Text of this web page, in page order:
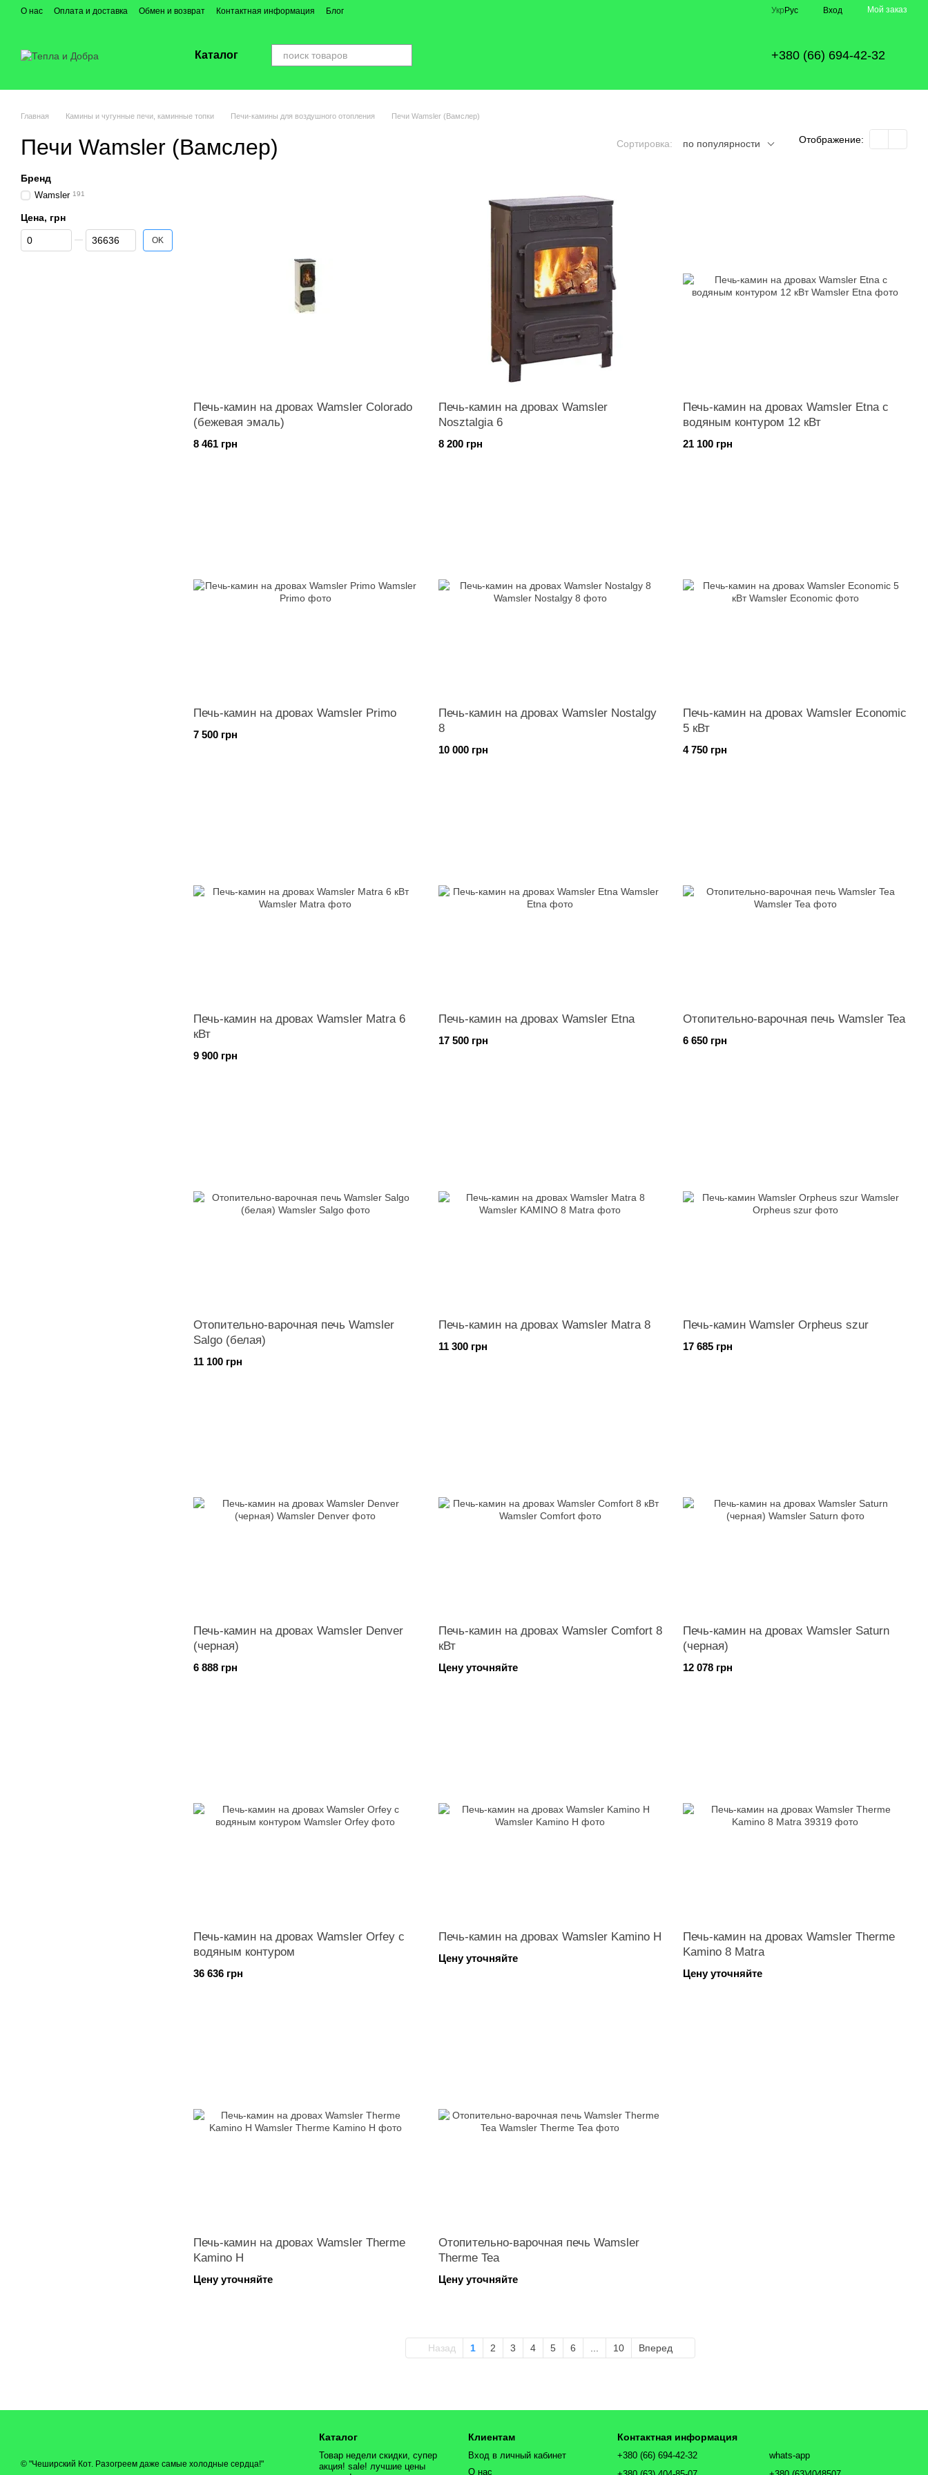
Перейти к основному контенту
О нас Оплата и доставка Обмен и возврат Контактная информация Блог Укр Рус Вход Мой заказ
Каталог +380 (66) 694-42-32
Главная Камины и чугунные печи, каминные топки Печи-камины для воздушного отопления Печи Wamsler (Вамслер)
Печи Wamsler (Вамслер) Сортировка: по популярности Отображение:
Печь-камин на дровах Wamsler Colorado
(бежевая эмаль)
8 461 грн
Печь-камин на дровах Wamsler
Nosztalgia 6
8 200 грн
Печь-камин на дровах Wamsler Etna с
водяным контуром 12 кВт
21 100 грн
Печь-камин на дровах Wamsler Primo
7 500 грн
Печь-камин на дровах Wamsler Nostalgy
8
10 000 грн
Печь-камин на дровах Wamsler Economic
5 кВт
4 750 грн
Печь-камин на дровах Wamsler Matra 6
кВт
9 900 грн
Печь-камин на дровах Wamsler Etna
17 500 грн
Отопительно-варочная печь Wamsler Tea
6 650 грн
Отопительно-варочная печь Wamsler
Salgo (белая)
11 100 грн
Печь-камин на дровах Wamsler Matra 8
11 300 грн
Печь-камин Wamsler Orpheus szur
17 685 грн
Печь-камин на дровах Wamsler Denver
(черная)
6 888 грн
Печь-камин на дровах Wamsler Comfort 8
кВт
Цену уточняйте
Печь-камин на дровах Wamsler Saturn
(черная)
12 078 грн
Печь-камин на дровах Wamsler Orfey с
водяным контуром
36 636 грн
Печь-камин на дровах Wamsler Kamino H
Цену уточняйте
Печь-камин на дровах Wamsler Therme
Kamino 8 Matra
Цену уточняйте
Печь-камин на дровах Wamsler Therme
Kamino H
Цену уточняйте
Отопительно-варочная печь Wamsler
Therme Tea
Цену уточняйте
Назад 1 2 3 4 5 6 10 Вперед
Бренд
Wamsler 191
Цена, грн
От Цена, грн
До Цена, грн OK
© "Чеширский Кот. Разогреем даже самые холодные сердца!"
Каталог
Товар недели скидки, супер
акция! sale! лучшие цены
Клиентам
Вход в личный кабинет
О нас
Контактная информация
+380 (66) 694-42-32
whats-app